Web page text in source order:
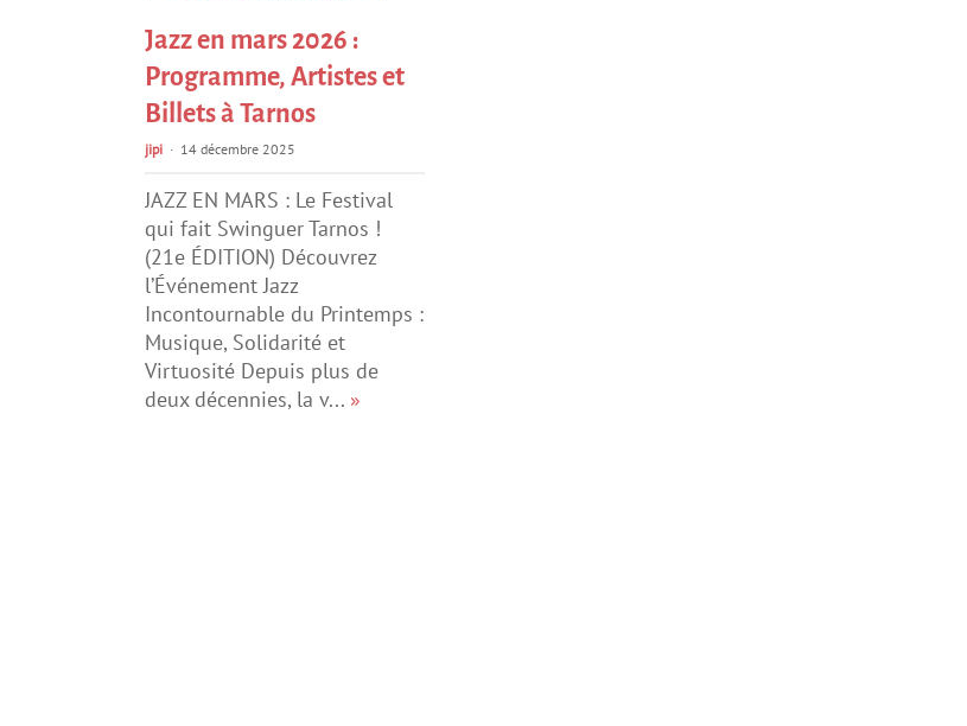
Jazz en mars 2026 :
Programme, Artistes et
Billets à Tarnos
jipi 14 décembre 2025
JAZZ EN MARS : Le Festival
qui fait Swinguer Tarnos !
(21e ÉDITION) Découvrez
l’Événement Jazz
Incontournable du Printemps :
Musique, Solidarité et
Virtuosité Depuis plus de
deux décennies, la v... »